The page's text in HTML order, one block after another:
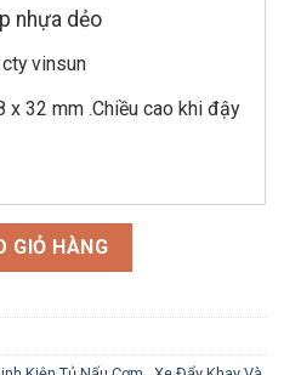
nhựa dẻo
vinsun
x 32 mm .Chiều cao khi đậy
số lượng
GIỎ HÀNG